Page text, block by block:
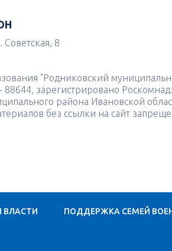
Советская, 8
"Родниковский
зарегистрировано
района Ивановской
без ссылки на сайт
ВЛАСТИ ПОДДЕРЖКА СЕМЕЙ